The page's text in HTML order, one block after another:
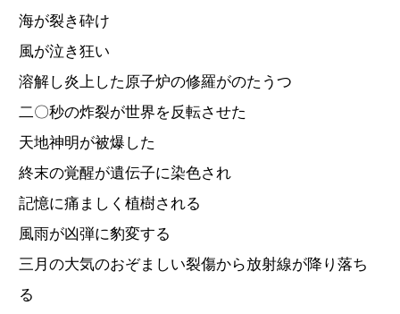
海が裂き砕け
風が泣き狂い
溶解し炎上した原子炉の修羅がのたうつ
二〇秒の炸裂が世界を反転させた
天地神明が被爆した
終末の覚醒が遺伝子に染色され
記憶に痛ましく植樹される
風雨が凶弾に豹変する
三月の大気のおぞましい裂傷から放射線が降り落ち
る